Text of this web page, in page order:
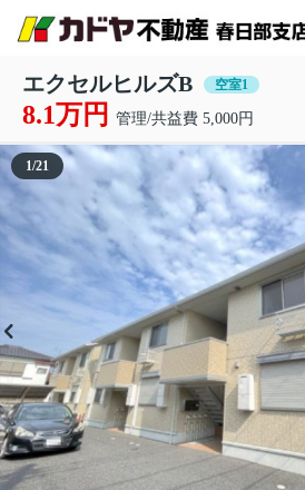
エクセルヒルズB 空室1
8.1万円 管理/共益費 5,000円
1/21